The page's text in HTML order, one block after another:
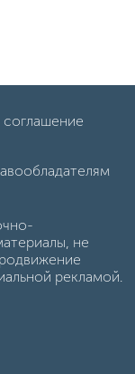
соглашение
не
рекламой.